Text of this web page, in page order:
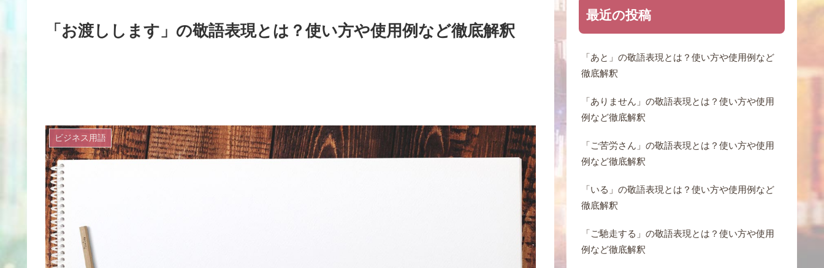
「お渡しします」の敬語表現とは？使い方や使用例など徹底解釈
ビジネス用語
最近の投稿
「あと」の敬語表現とは？使い方や使用例など
徹底解釈
「ありません」の敬語表現とは？使い方や使用
例など徹底解釈
「ご苦労さん」の敬語表現とは？使い方や使用
例など徹底解釈
「いる」の敬語表現とは？使い方や使用例など
徹底解釈
「ご馳走する」の敬語表現とは？使い方や使用
例など徹底解釈